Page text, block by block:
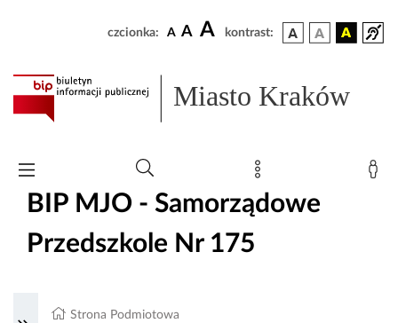
czcionka: A A A kontrast:
Miasto Kraków
BIP MJO - Samorządowe
Przedszkole Nr 175
Strona Podmiotowa